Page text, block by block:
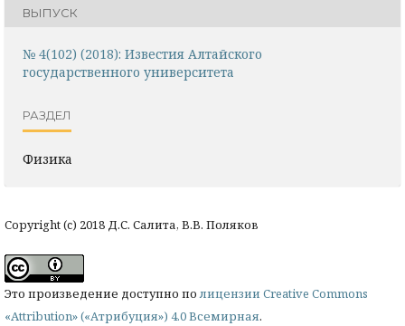
ВЫПУСК
№ 4(102) (2018): Известия Алтайского
государственного университета
РАЗДЕЛ
Физика
Copyright (c) 2018 Д.С. Салита, В.В. Поляков
Это произведение доступно полицензии Creative Commons
«Attribution» («Атрибуция») 4.0 Всемирная.